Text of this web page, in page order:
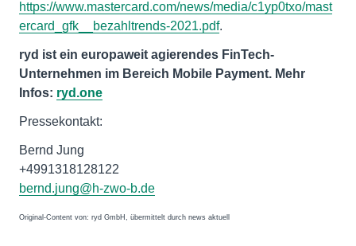
https://www.mastercard.com/news/media/c1yp0txo/mast
ercard_gfk__bezahltrends-2021.pdf.
ryd ist ein europaweit agierendes FinTech-
Unternehmen im Bereich Mobile Payment. Mehr
Infos: ryd.one
Pressekontakt:
Bernd Jung
+4991318128122
bernd.jung@h-zwo-b.de
Original-Content von: ryd GmbH, übermittelt durch news aktuell